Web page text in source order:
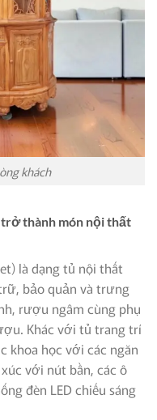
khách
trở thành món nội thất
là dạng tủ nội thất
bảo quản và trưng
rượu ngâm cùng phụ
Khác với tủ trang trí
học với các ngăn
với nút bần, các ô
đèn LED chiếu sáng